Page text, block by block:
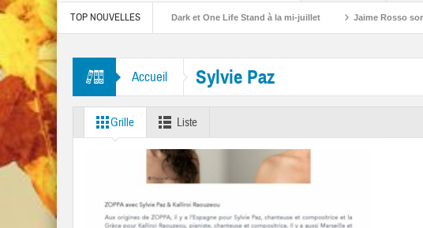
TOP NOUVELLES
The Warning, Made In The Dark et One Life Stand à la mi-juillet Jaime Rosso sort
“Mr. Tambourine Man” et “Like A Rolling Stone”
Accueil Sylvie Paz
Grille Liste